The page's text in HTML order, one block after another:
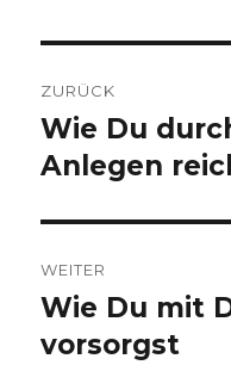
ZURÜCK
Vorheriger
Beitrag:
Wie Du
Anlegen
WEITER
Nächster
Beitrag:
Wie Du mit
vorsorgst